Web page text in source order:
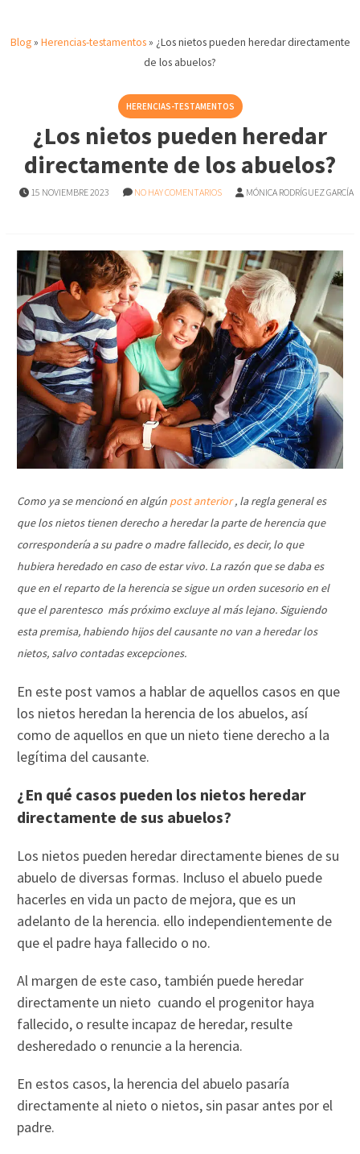
Blog» Herencias-testamentos» ¿Los nietos pueden heredar directamente
de los abuelos?
HERENCIAS-TESTAMENTOS
¿Los nietos pueden heredar
directamente de los abuelos?
15 NOVIEMBRE 2023 NO HAY COMENTARIOS MÓNICA RODRÍGUEZ GARCÍA
Como ya se mencionó en algún post anterior, la regla general es
que los nietos tienen derecho a heredar la parte de herencia que
correspondería a su padre o madre fallecido, es decir, lo que
hubiera heredado en caso de estar vivo. La razón que se daba es
que en el reparto de la herencia se sigue un orden sucesorio en el
que el parentesco más próximo excluye al más lejano. Siguiendo
esta premisa, habiendo hijos del causante no van a heredar los
nietos, salvo contadas excepciones.
En este post vamos a hablar de aquellos casos en que
los nietos heredan la herencia de los abuelos, así
como de aquellos en que un nieto tiene derecho a la
legítima del causante.
¿En qué casos pueden los nietos heredar
directamente de sus abuelos?
Los nietos pueden heredar directamente bienes de su
abuelo de diversas formas. Incluso el abuelo puede
hacerles en vida un pacto de mejora, que es un
adelanto de la herencia. ello independientemente de
que el padre haya fallecido o no.
Al margen de este caso, también puede heredar
directamente un nieto cuando el progenitor haya
fallecido, o resulte incapaz de heredar, resulte
desheredado o renuncie a la herencia.
En estos casos, la herencia del abuelo pasaría
directamente al nieto o nietos, sin pasar antes por el
padre.